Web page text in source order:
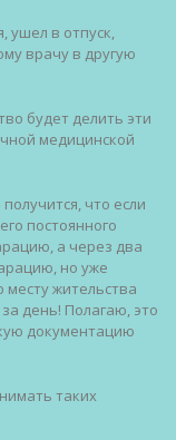
ушел в отпуск,
врачу в другую
будет делить эти
медицинской
что если
постоянного
а через два
но уже
жительства
день! Полагаю, это
документацию
таких